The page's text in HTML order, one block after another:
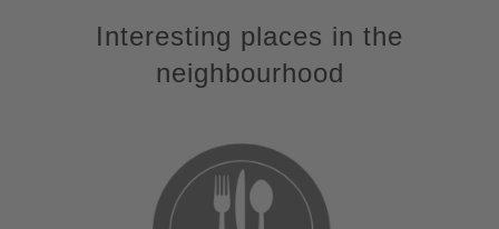
Interesting places in the
neighbourhood